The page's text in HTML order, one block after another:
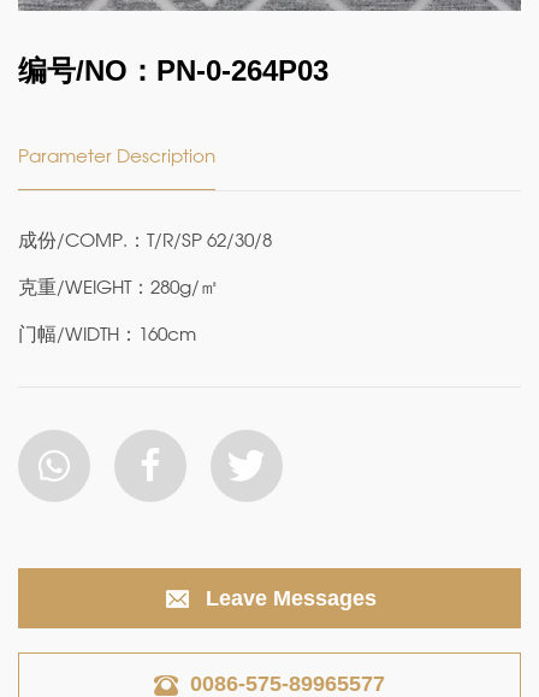
编号/NO：PN-0-264P03
Parameter Description
成份/COMP.：T/R/SP 62/30/8
克重/WEIGHT：280g/㎡
门幅/WIDTH：160cm
Leave Messages
0086-575-89965577